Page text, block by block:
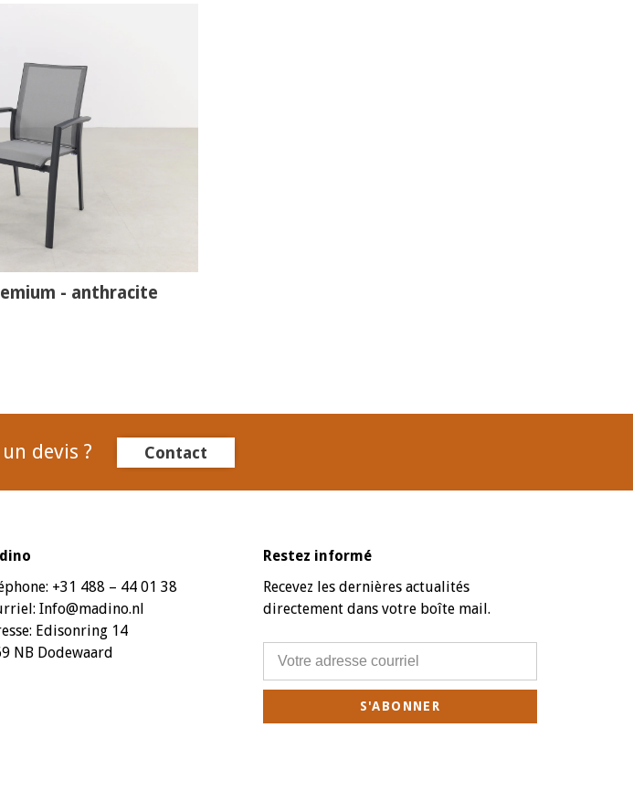
- anthracite
devis ? Contact
+31 488 – 44 01 38
Info@madino.nl
Edisonring 14
NB Dodewaard
Restez informé
Recevez les dernières actualités
directement dans votre boîte mail.
S'ABONNER